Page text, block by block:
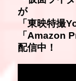
が
「東映特撮
「Amazon
配信中！